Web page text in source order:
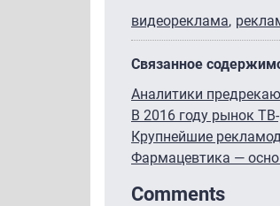
видеореклама
Связанное
Аналитики
В 2016 году рынок
Крупнейшие
Фармацевтика —
Comments